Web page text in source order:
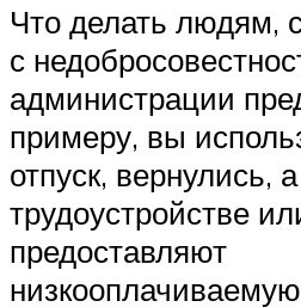
Что делать людям,
с
администрации
примеру, вы
отпуск, вернулись,
трудоустройстве
предоставляют